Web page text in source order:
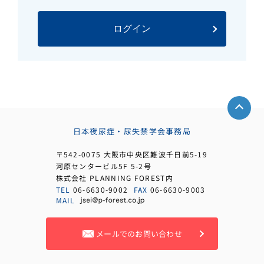
日本夜尿症・尿失禁学会事務局
〒542-0075 大阪市中央区難波千日前5-19
河原センタービル5F 5-2号
株式会社 PLANNING FOREST内
TEL 06-6630-9002 FAX 06-6630-9003
MAIL
メールでのお問い合わせ